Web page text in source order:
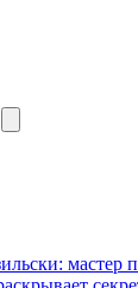
мастер